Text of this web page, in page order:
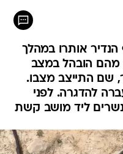
אותרו במהלך
מהם הובהל במצב
שם התייצב מצבו.
להדגרה. לפני